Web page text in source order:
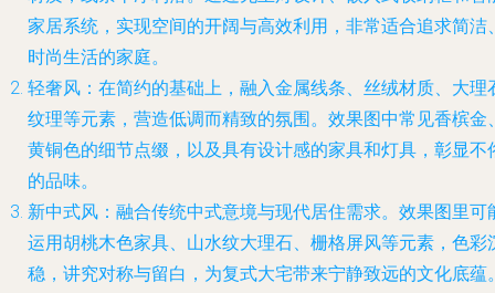
家居系统，实现空间的开阔与高效利用，非常适合追求简洁
时尚生活的家庭。
轻奢风 ：在简约的基础上，融入金属线条、丝绒材质、大理
纹理等元素，营造低调而精致的氛围。效果图中常见香槟金
黄铜色的细节点缀，以及具有设计感的家具和灯具，彰显不
的品味。
新中式风 ：融合传统中式意境与现代居住需求。效果图里可
运用胡桃木色家具、山水纹大理石、栅格屏风等元素，色彩
稳，讲究对称与留白，为复式大宅带来宁静致远的文化底蕴